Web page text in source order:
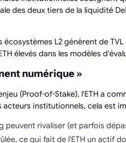
des deux tiers de la liquidité
écosystèmes L2 génèrent de
élevés dans les modèles
numérique »
(Proof-of-Stake), l'ETH a
acteurs institutionnels, cela est
peuvent rivaliser (et parfois
ce qui fait de l'ETH un actif